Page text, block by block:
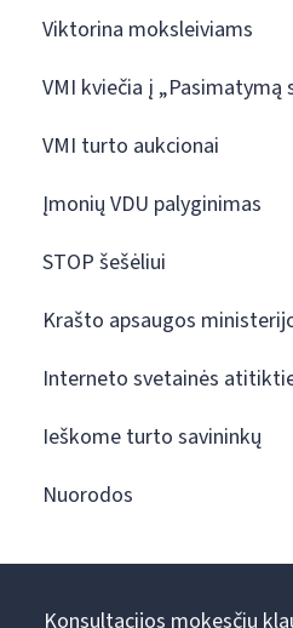
Viktorina moksleiviams
VMI kviečia į „Pasimatymą
VMI turto aukcionai
Įmonių VDU palyginimas
STOP šešėliui
Krašto apsaugos
Interneto svetainės
Ieškome turto savininkų
Nuorodos
Konsultacijos mokesčių